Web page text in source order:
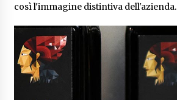
così l'immagine distintiva dell'azienda.